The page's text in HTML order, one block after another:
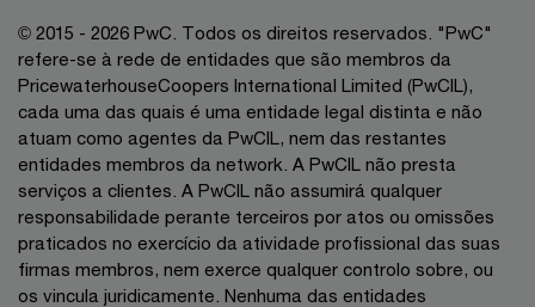
© 2015 - 2026 PwC. Todos os direitos reservados. "PwC"
refere-se à rede de entidades que são membros da
PricewaterhouseCoopers International Limited (PwCIL),
cada uma das quais é uma entidade legal distinta e não
atuam como agentes da PwCIL, nem das restantes
entidades membros da network. A PwCIL não presta
serviços a clientes. A PwCIL não assumirá qualquer
responsabilidade perante terceiros por atos ou omissões
praticados no exercício da atividade profissional das suas
firmas membros, nem exerce qualquer controlo sobre, ou
os vincula juridicamente. Nenhuma das entidades